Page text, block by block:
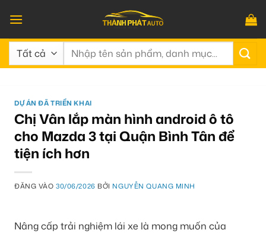
qua
nội
dung
Tìm
DỰ ÁN ĐÃ TRIỂN KHAI
Chị Vân lắp màn hình android ô tô
cho Mazda 3 tại Quận Bình Tân để
tiện ích hơn
ĐĂNG VÀO30/06/2026 BỞI NGUYỄN QUANG MINH
Nâng cấp trải nghiệm lái xe là mong muốn của